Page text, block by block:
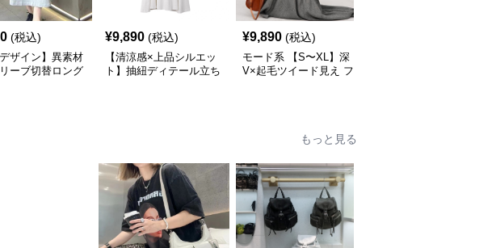
(税込)
デザイン】異素材
ーブ切替ロング
¥9,890 (税込)
【清涼感×上品シルエッ
ト】抽紐ディテール立ち
¥9,890 (税込)
モード系 【S〜XL】深
V×起毛ツイード見え フ
もっと見る